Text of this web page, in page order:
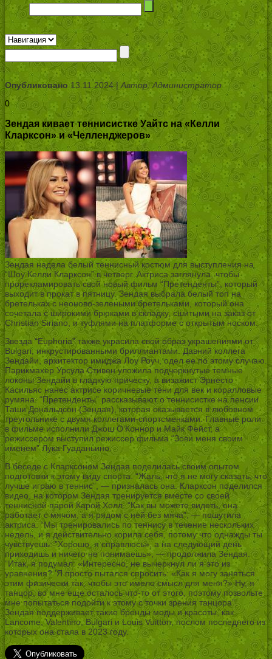
Опубликовано13.11.2024 | Автор: Администратор
0
Зендая кивает теннисистке Уайтс на «Келли
Кларксон» и «Челленджеров»
Зендая надела белый теннисный костюм для выступления на
“Шоу Келли Кларксон” в четверг. Актриса заглянула, чтобы
прорекламировать свой новый фильм “Претенденты”, который
выходит в прокат в пятницу. Зендая выбрала белый топ на
бретельках с неоново-зелеными бретельками, который она
сочетала с широкими брюками в складку, сшитыми на заказ от
Christian Siriano, и туфлями на платформе с открытым носком.
Звезда “Euphoria” также украсила свой образ украшениями от
Bulgari, инкрустированными бриллиантами. Давний коллега
Зендайи, архитектор имиджа Лоу Роуч, одел ее по этому случаю.
Парикмахер Урсула Стивен уложила подчеркнутые темные
локоны Зендайи в гладкую прическу, а визажист Эрнесто
Касильяс нанес актрисе коричневые тени для век и коралловые
румяна. “Претенденты” рассказывают о теннисистке на пенсии
Таши Дональдсон (Зендая), которая оказывается в любовном
треугольнике с двумя коллегами-спортсменками. Главные роли
в фильме исполнили Джош О’Коннор и Майк Фейст, а
режиссером выступил режиссер фильма “Зови меня своим
именем” Лука Гуаданьино.
В беседе с Кларксоном Зендая поделилась своим опытом
подготовки к этому виду спорта. “Жаль, что я не могу сказать, что
лучше играю в теннис”, — призналась она. Кларксон поделился
видео, на котором Зендая тренируется вместе со своей
теннисной парой Карой Холл. “Как вы можете видеть, она
работает с мячом, а я рядом с ней без мяча”, — пошутила
актриса. “Мы тренировались по теннису в течение нескольких
недель, и я действительно корила себя, потому что однажды ты
чувствуешь: ”Хорошо, я справлюсь», а на следующий день
приходишь и ничего не понимаешь», — продолжила Зендая.
“Итак, я подумал: «Интересно, не вычеркнул ли я это из
уравнения? ’Я просто пытался спросить: «Как я могу заняться
этим физически так, чтобы это имело смысл для меня?» Ну, я
танцор, во мне еще осталось что-то от этого, поэтому позвольте
мне попытаться подойти к этому с точки зрения танцора”.
Зендая поддерживает такие бренды моды и красоты, как
Lancome, Valentino, Bulgari и Louis Vuitton, послом последнего из
которых она стала в 2023 году.